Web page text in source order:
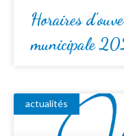
Horaires
municipale
actualités